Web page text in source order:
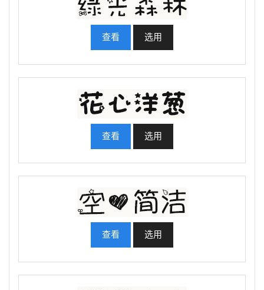
查看 选用
查看 选用
查看 选用